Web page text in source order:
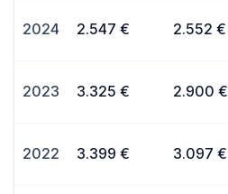
2024 2.547 € 2.552 €
2023 3.325 € 2.900 €
2022 3.399 € 3.097 €